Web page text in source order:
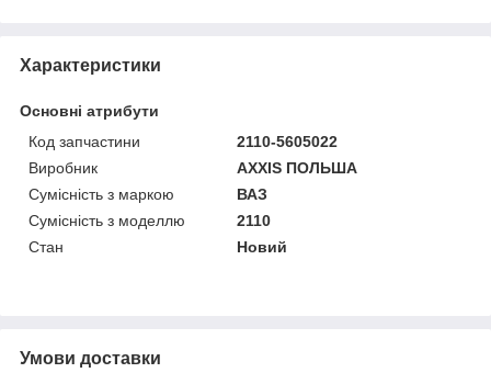
Характеристики
Основні атрибути
Код запчастини
2110-5605022
Виробник
AXXIS ПОЛЬША
Сумісність з маркою
ВАЗ
Сумісність з моделлю
2110
Стан
Новий
Умови доставки